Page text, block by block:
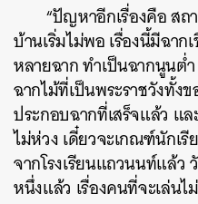
“ปัญหาอีกเรื่องคือ สถ
บ้านเริ่มไม่พอ เรื่องนี้มีฉา
หลายฉาก ทำเป็นฉากนูนต่
ฉากไม้ที่เป็นพระราชวังทั้ง
ประกอบฉากที่เสร็จแล้ว แ
ไม่ห่วง เดี๋ยวจะเกณฑ์นักเ
จากโรงเรียนแถวนนท์แล้
หนึ่งแล้ว เรื่องคนที่จะเล่น